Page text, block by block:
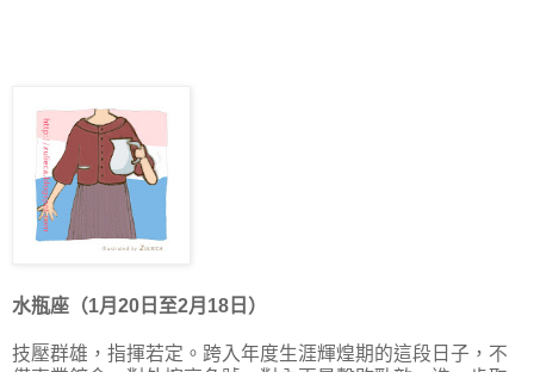
水瓶座（1月20日至2月18日）
技壓群雄，指揮若定。跨入年度生涯輝煌期的這段日子，不